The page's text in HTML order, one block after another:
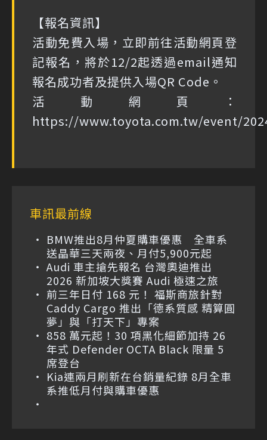
【報名資訊】
活動免費入場，立即前往活動網頁登
記報名，將於12/2起透過email通知
報名成功者及提供入場QR Code。
活動網頁：
https://www.toyota.com.tw/event/
車訊最前線
BMW推出8月仲夏購車優惠 全車系
送晶華三天兩夜、月付5,900元起
Audi 車主搶先報名 台灣奧迪推出
2026 新加坡大獎賽 Audi 極速之旅
前三年日付 168 元！ 福斯商旅針對
Caddy Cargo 推出「德系質感 精算圓
夢」與「打天下」專案
858 萬元起！30 項黑化細節加持 26
年式 Defender OCTA Black 限量 5
席登台
Kia連兩月刷新在台銷量紀錄 8月全車
系推低月付與購車優惠